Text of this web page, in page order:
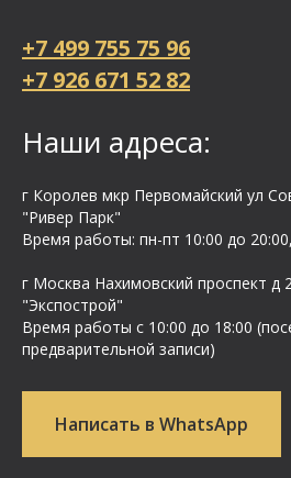
+7 499 755 75 96
+7 926 671 52 82
Наши адреса:
г Королев мкр Первомайский ул
"Ривер Парк"
Время работы: пн-пт 10:00 до
г Москва Нахимовский проспект д
"Экспострой"
Время работы с 10:00 до 18:00
предварительной записи)
Написать в WhatsApp